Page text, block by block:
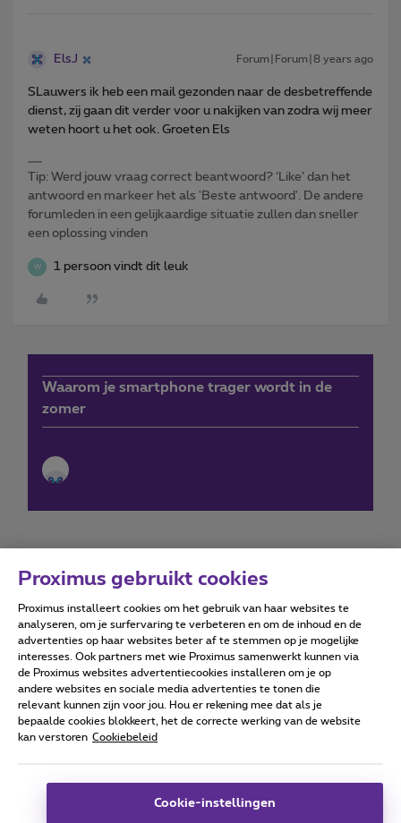
ElsJ Forum|Forum|8 years ago
SLauwers ik heb een mail gezonden naar de desbetreffende
dienst, zij gaan dit verder voor u nakijken van zodra wij meer
weten hoort u het ook. Groeten Els
Tip: Werd jouw vraag correct beantwoord? ‘Like’ dan het
antwoord en markeer het als 'Beste antwoord'. De andere
forumleden in een gelijkaardige situatie zullen dan sneller
een oplossing vinden
W 1 persoon vindt dit leuk
Waarom je smartphone trager wordt in de
zomer
Forumvoorwaarden Accessibility statement
Alle rechten voorbehouden. © Proximus
Algemene voorwaarden, consumenteninfo
Deze website is gecreëerd en wordt beheerd conform het
Proximus gebruikt cookies
Proximus installeert cookies om het gebruik van haar websites te
analyseren, om je surfervaring te verbeteren en om de inhoud en de
advertenties op haar websites beter af te stemmen op je mogelijke
interesses. Ook partners met wie Proximus samenwerkt kunnen via
de Proximus websites advertentiecookies installeren om je op
andere websites en sociale media advertenties te tonen die
relevant kunnen zijn voor jou. Hou er rekening mee dat als je
bepaalde cookies blokkeert, het de correcte werking van de website
kan verstoren Cookiebeleid
Cookie-instellingen